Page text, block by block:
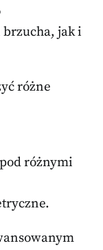
jak i
różne
różnymi